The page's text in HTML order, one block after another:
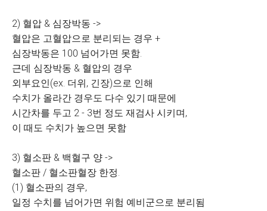
2) 혈압 & 심장박동 ->
혈압은 고혈압으로 분리되는 경우 +
심장박동은 100 넘어가면 못함.
근데 심장박동 & 혈압의 경우
외부요인(ex. 더위, 긴장)으로 인해
수치가 올라간 경우도 다수 있기 때문에
시간차를 두고 2 - 3번 정도 재검사 시키며,
이 때도 수치가 높으면 못함
3) 혈소판 & 백혈구 양 ->
혈소판 / 혈소판혈장 한정.
(1) 혈소판의 경우,
일정 수치를 넘어가면 위험 예비군으로 분리됨